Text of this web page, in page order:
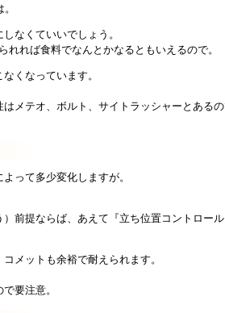
なくていいでしょう。
れば食料でなんとかなるともいえるので。
くなっています。
メテオ、ボルト、サイトラッシャーとある
って多少変化しますが。
前提ならば、あえて『立ち位置コントロー
メットも余裕で耐えられます。
要注意。